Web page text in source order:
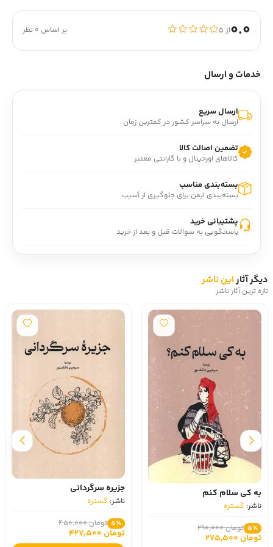
0.0از ۵ بر اساس 0 نظر
خدمات و ارسال
ارسال سریع
ارسال به سراسر کشور در کمترین زمان
تضمین اصالت کالا
کالاهای اورجینال و با گارانتی معتبر
بسته‌بندی مناسب
بسته‌بندی ایمن برای جلوگیری از آسیب
پشتیبانی خرید
پاسخگویی به سوالات قبل و بعد از خرید
دیگر آثاراین ناشر
تازه ترین آثار ناشر
به کی سلام کنم
ناشر: گستره
5٪ تومان 290,000
تومان 275,500
جزیره سرگردانی
ناشر: گستره
5٪ تومان 450,000
تومان 427,500